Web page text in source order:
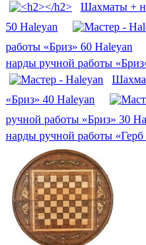
Шахматы +
50 Haleyan
работы «Бриз» 60 Haleyan
нарды ручной работы
«Бриз» 40 Haleyan
ручной работы «Бриз» 30
нарды ручной работы